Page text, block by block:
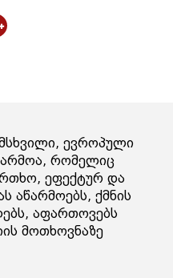
ევროპული
რომელიც
ეფექტურ და
აწარმოებს, ქმნის
აფართოვებს
მოთხოვნაზე